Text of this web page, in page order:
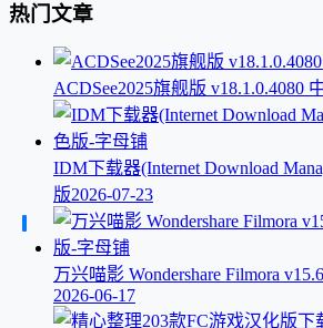
热门文章
ACDSee2025旗舰版 v18.1.0.4080
IDM下载器(Internet Download
版2026-07-23
万兴喵影 Wondershare Filmora
2026-06-17